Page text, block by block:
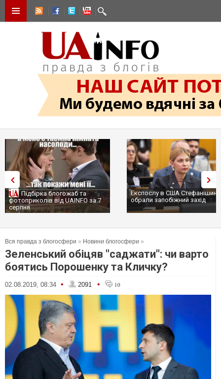
Експослу в США Стефанішиній
обрали запобіжний захід
Трамп не передасть Україні
сотні ракет до Patriot, бо у
Вся правда з блогосфери » Новини блогосфери »
Зеленський обіцяв "саджати": чи варто
боятись Порошенку та Кличку?
02.08.2019, 08:34 • 2091 • 10